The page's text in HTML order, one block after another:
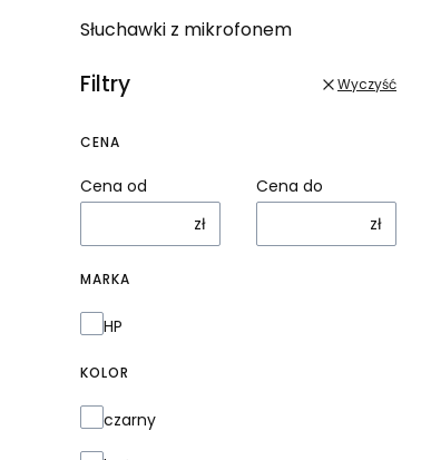
Słuchawki z mikrofonem
Filtry Wyczyść
CENA
Cena od
zł
Cena do
zł
MARKA
Marka
HP
KOLOR
Kolor
czarny